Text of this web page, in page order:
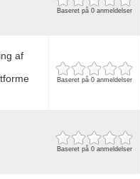
Baseret på 0 anmeldelser
af
Baseret på 0 anmeldelser
Baseret på 0 anmeldelser